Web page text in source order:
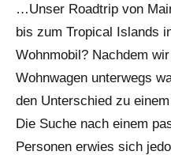
…Unser Roadtrip von
bis zum Tropical Islands
Wohnmobil? Nachdem
Wohnwagen unterwegs
den Unterschied zu
Die Suche nach einem
Personen erwies sich